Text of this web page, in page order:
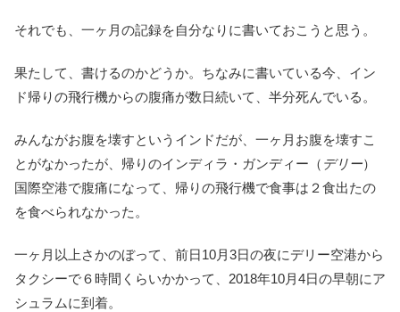
それでも、一ヶ月の記録を自分なりに書いておこうと思う。
果たして、書けるのかどうか。ちなみに書いている今、イン
ド帰りの飛行機からの腹痛が数日続いて、半分死んでいる。
みんながお腹を壊すというインドだが、一ヶ月お腹を壊すこ
とがなかったが、帰りのインディラ・ガンディー（ デリー）
国際空港で腹痛になって、帰りの飛行機で食事は２食出たの
を食べられなかった。
一ヶ月以上さかのぼって、前日10月3日の夜にデリー空港から
タクシーで６時間くらいかかって、2018年10月4日の早朝にア
シュラムに到着。